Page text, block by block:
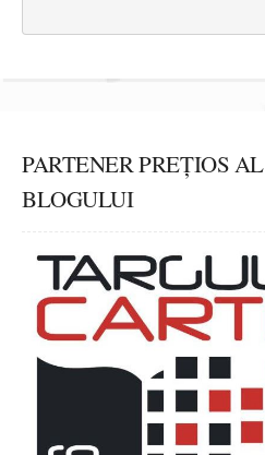
PARTENER PREȚIOS AL
BLOGULUI